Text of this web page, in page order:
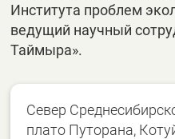
Института проблем
ведущий научный
Таймыра».
Север
плато Путорана,